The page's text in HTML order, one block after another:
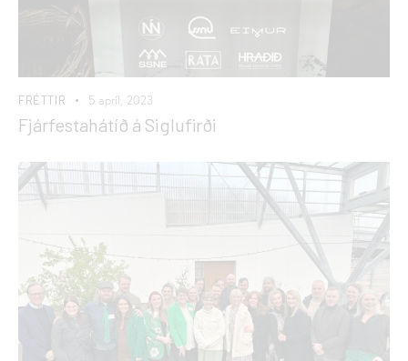
FRÉTTIR 5 apríl, 2023
Fjárfestahátíð á Siglufirði